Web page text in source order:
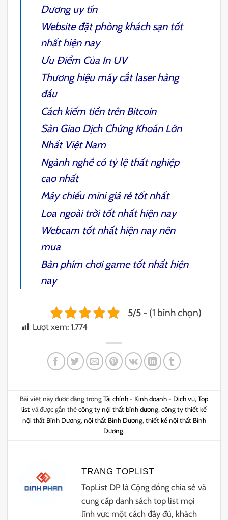
Dươnguy tín
Website đặt phòng khách sạn tốt
nhấthiện nay
Ưu Điểm Của In UV
Thương hiệu máy cắt laserhàng
đầu
Cách kiếm tiền trên Bitcoin
Sàn Giao Dịch Chứng Khoán Lớn
Nhất Việt Nam
Ngành nghề có tỷ lệ thất nghiệp
cao nhất
Máy chiếu mini giá rẻ tốt nhất
Loa ngoài trời tốt nhấthiện nay
Webcam tốt nhất hiện nay nên
mua
Bàn phím chơi game tốt nhất hiện
nay
5/5 - (1 bình chọn)
Lượt xem: 1.774
Bài viết này được đăng trongTài chính - Kinh doanh - Dịch vụ,Top
listvà được gắn thẻcông ty nội thất bình dương,công ty thiết kế
nội thất Bình Dương,nội thất Bình Dương,thiết kế nội thất Bình
Dương.
TRANG TOPLIST
TopList DP là Cộng đồng chia sẻ và
cung cấp danh sách top list mọi
lĩnh vực một cách đầy đủ, khách